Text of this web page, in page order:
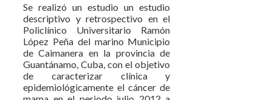
Se realizó un estudio un estudio
descriptivo y retrospectivo en el
Policlínico Universitario Ramón
López Peña del marino Municipio
de Caimanera en la provincia de
Guantánamo, Cuba, con el objetivo
de caracterizar clínica y
epidemiológicamente el cáncer de